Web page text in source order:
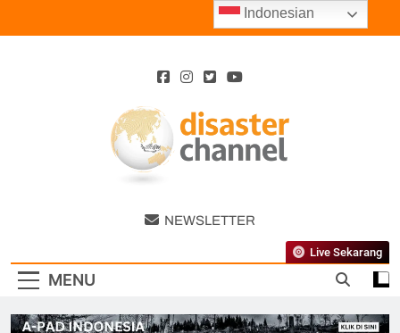
Disaster
Channel
NEWSLETTER
MENU
Live Sekarang
Indonesian